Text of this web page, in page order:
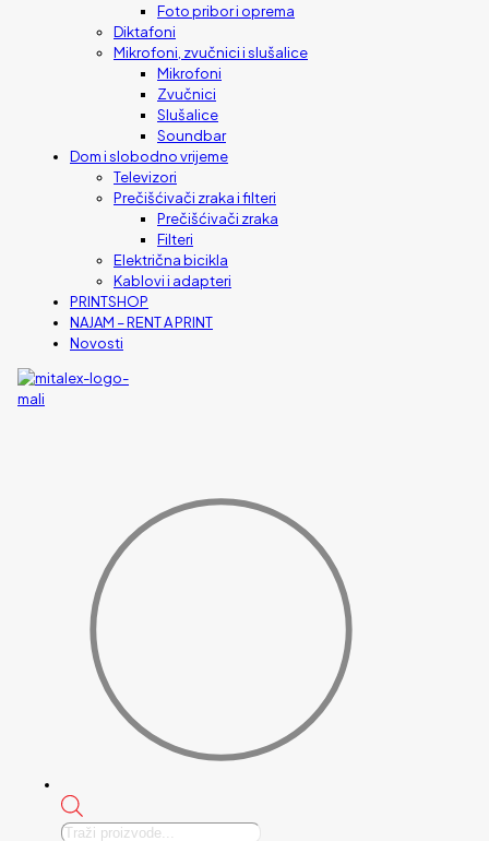
Foto pribor i oprema
Diktafoni
Mikrofoni, zvučnici i slušalice
Mikrofoni
Zvučnici
Slušalice
Soundbar
Dom i slobodno vrijeme
Televizori
Prečišćivači zraka i filteri
Prečišćivači zraka
Filteri
Električna bicikla
Kablovi i adapteri
PRINTSHOP
NAJAM – RENT A PRINT
Novosti
Products